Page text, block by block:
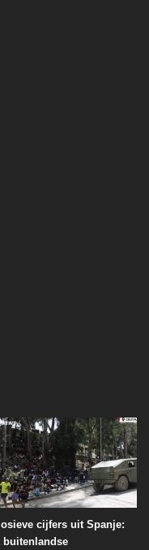
cijfers uit Spanje:
buitenlandse